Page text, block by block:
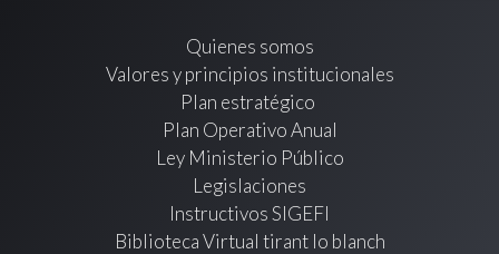
Quienes somos
Valores y principios institucionales
Plan estratégico
Plan Operativo Anual
Ley Ministerio Público
Legislaciones
Instructivos SIGEFI
Biblioteca Virtual tirant lo blanch